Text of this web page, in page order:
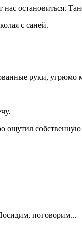
остановиться.
с саней.
руки,
собственную
поговорим...